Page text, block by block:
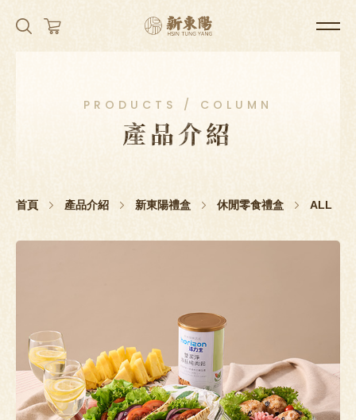
PRODUCTS / COLUMN
產品介紹
首頁 產品介紹 新東陽禮盒 休閒零食禮盒 ALL